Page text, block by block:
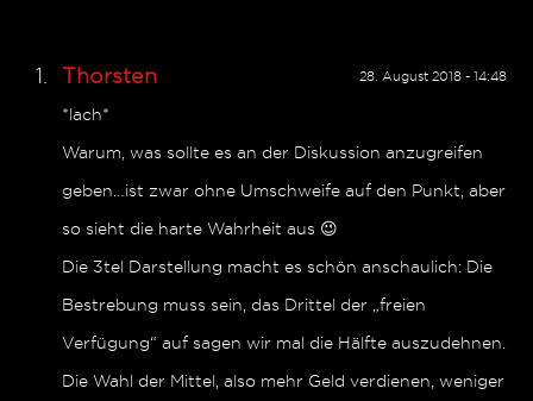
28. August 2018 - 14:48
Thorsten
*lach*
Warum, was sollte es an der Diskussion anzugreifen
geben…ist zwar ohne Umschweife auf den Punkt, aber
so sieht die harte Wahrheit aus 😉
Die 3tel Darstellung macht es schön anschaulich: Die
Bestrebung muss sein, das Drittel der „freien
Verfügung“ auf sagen wir mal die Hälfte auszudehnen.
Die Wahl der Mittel, also mehr Geld verdienen, weniger